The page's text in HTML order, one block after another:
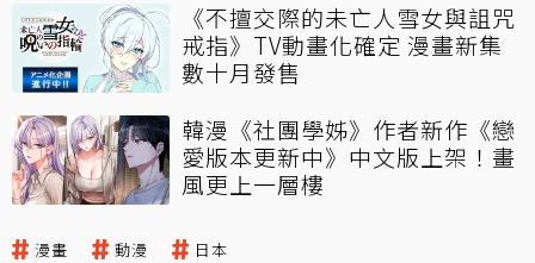
《不擅交際的未亡人雪女與詛咒
戒指》TV動畫化確定 漫畫新集
數十月發售
韓漫《社團學姊》作者新作《戀
愛版本更新中》中文版上架！畫
風更上一層樓
漫畫 動漫 日本